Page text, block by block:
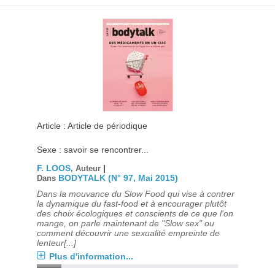
Article : Article de périodique
Sexe : savoir se rencontrer...
F. LOOS, Auteur |
Dans BODYTALK (N° 97, Mai 2015)
Dans la mouvance du Slow Food qui vise à contrer
la dynamique du fast-food et à encourager plutôt
des choix écologiques et conscients de ce que l'on
mange, on parle maintenant de "Slow sex" ou
comment découvrir une sexualité empreinte de
lenteur[...]
Plus d'information...